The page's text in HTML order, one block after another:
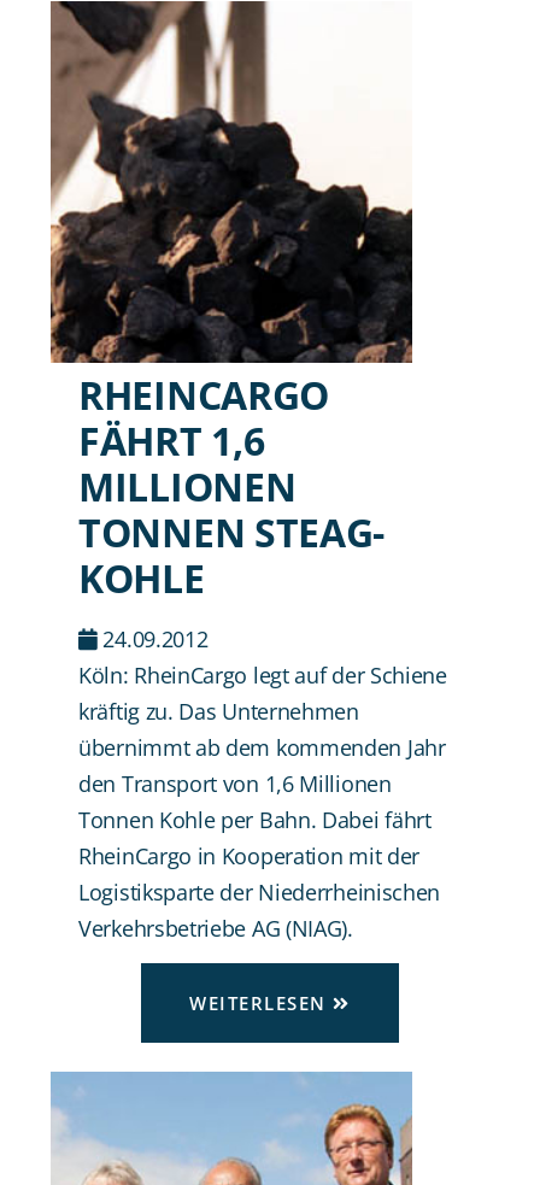
RHEINCARGO
FÄHRT 1,6
MILLIONEN
TONNEN STEAG-
KOHLE
24.09.2012
Köln: RheinCargo legt auf der Schiene
kräftig zu. Das Unternehmen
übernimmt ab dem kommenden Jahr
den Transport von 1,6 Millionen
Tonnen Kohle per Bahn. Dabei fährt
RheinCargo in Kooperation mit der
Logistiksparte der Niederrheinischen
Verkehrsbetriebe AG (NIAG).
WEITERLESEN